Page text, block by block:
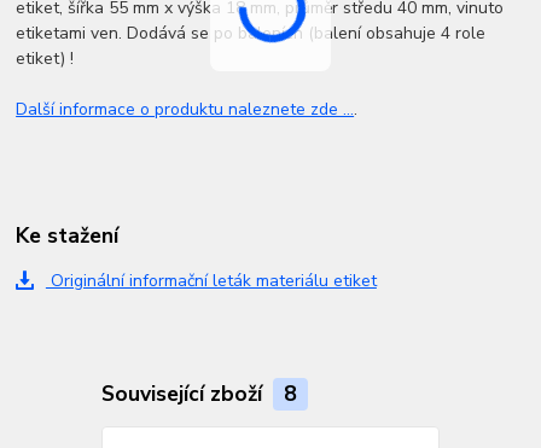
etiket, šířka 55 mm x výška 18 mm, průměr středu 40 mm, vinuto
etiketami ven. Dodává se po baleních (balení obsahuje 4 role
etiket) !
Další informace o produktu naleznete zde ....
Ke stažení
Originální informační leták materiálu etiket
Související zboží 8